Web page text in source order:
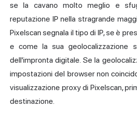
se la cavano molto meglio e
reputazione IP nella stragrande
Pixelscan segnala il tipo di IP, se è
e come la sua geolocalizzazione
dell'impronta digitale. Se la
impostazioni del browser non
visualizzazione proxy di Pixelscan,
destinazione.